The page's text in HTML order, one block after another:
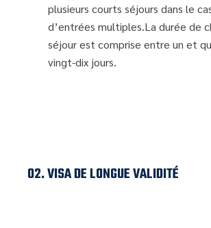
plusieurs courts séjours dans le
d’entrées multiples.La durée de
séjour est comprise entre un et
vingt-dix jours.
02. VISA DE LONGUE VALIDITÉ